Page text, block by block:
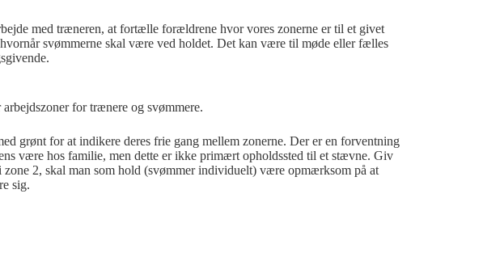
med træneren, at fortælle forældrene hvor vores zonerne er til et givet
svømmerne skal være ved holdet. Det kan være til møde eller fælles
for trænere og svømmere.
grønt for at indikere deres frie gang mellem zonerne. Der er en forventning
være hos familie, men dette er ikke primært opholdssted til et stævne. Giv
2, skal man som hold (svømmer individuelt) være opmærksom på at
sig.